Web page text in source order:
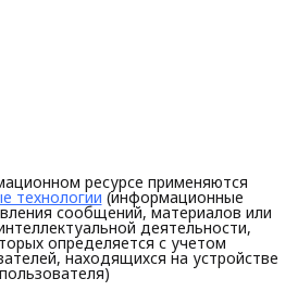
ресурсе применяются
технологии (информационные
сообщений, материалов или
деятельности,
определяется с учетом
находящихся на устройстве
пользователя)